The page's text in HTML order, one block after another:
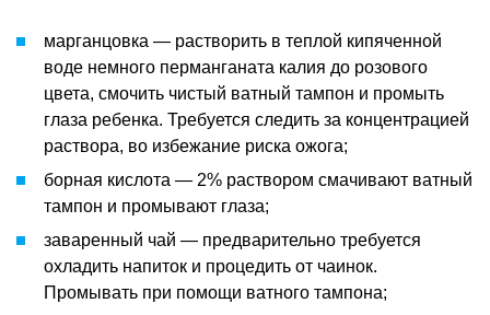
марганцовка — растворить в теплой кипяченной
воде немного перманганата калия до розового
цвета, смочить чистый ватный тампон и промыть
глаза ребенка. Требуется следить за концентрацией
раствора, во избежание риска ожога;
борная кислота — 2% раствором смачивают ватный
тампон и промывают глаза;
заваренный чай — предварительно требуется
охладить напиток и процедить от чаинок.
Промывать при помощи ватного тампона;